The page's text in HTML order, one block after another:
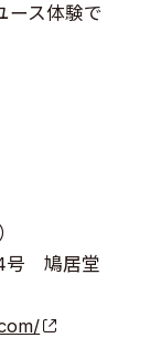
ース体験で
4号 鳩居堂